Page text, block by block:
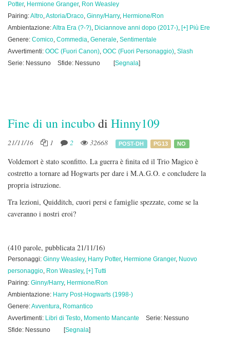
Potter, Hermione Granger, Ron Weasley
Pairing:Altro,Astoria/Draco, Ginny/Harry, Hermione/Ron
Ambientazione:Altra Era (?-?), Diciannove anni dopo (2017-), [+] Più Ere
Genere: Comico, Commedia, Generale, Sentimentale
Avvertimenti: OOC (Fuori Canon), OOC (Fuori Personaggio), Slash
Serie: Nessuno
Sfide: Nessuno [Segnala]
Fine di un incubodi Hinny109
21/11/16 1 2 32668 POST-DH PG13 NO
Voldemort è stato sconfitto. La guerra è finita ed il Trio Magico è
costretto a tornare ad Hogwarts per dare i M.A.G.O. e concludere la
propria istruzione.
Tra lezioni, Quidditch, cuori persi e famiglie spezzate, come se la
caveranno i nostri eroi?
(410 parole, pubblicata 21/11/16)
Personaggi: Ginny Weasley, Harry Potter, Hermione Granger, Nuovo
personaggio, Ron Weasley, [+] Tutti
Pairing: Ginny/Harry, Hermione/Ron
Ambientazione: Harry Post-Hogwarts (1998-)
Genere:Avventura, Romantico
Avvertimenti: Libri di Testo, Momento Mancante
Serie: Nessuno
Sfide: Nessuno
[Segnala]